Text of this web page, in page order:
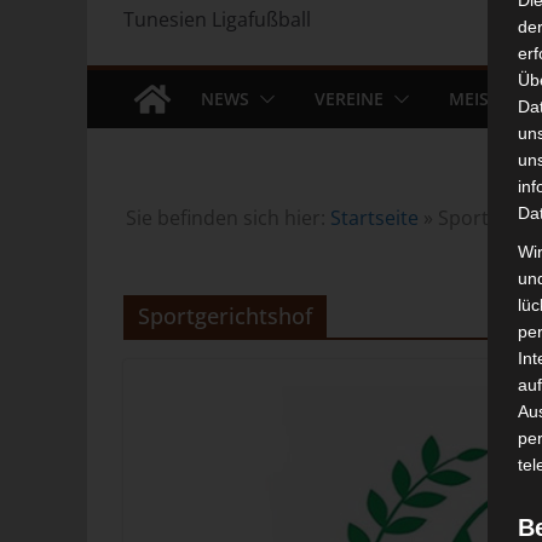
Tunesien Ligafußball
NEWS VEREINE
Sie befinden sich hier: Startseite »
Sportgerichtshof